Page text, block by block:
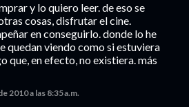
y lo quiero leer. de eso se
cosas, disfrutar el cine.
en conseguirlo. donde lo he
quedan viendo como si estuviera
que, en efecto, no existiera. más
2010 a las 8:35 a.m.